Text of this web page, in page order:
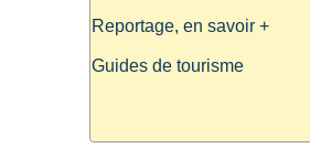
Reportage, en savoir +
Guides de tourisme